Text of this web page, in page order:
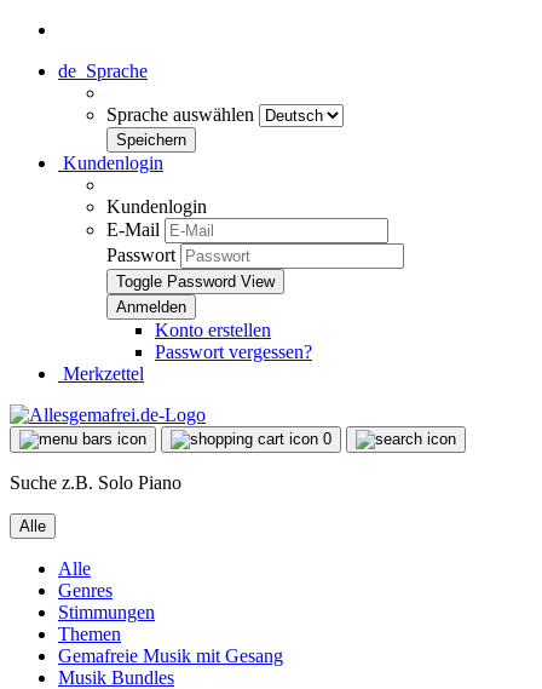
de Sprache
Sprache auswählen
Kundenlogin
Kundenlogin
E-Mail
Passwort
Toggle Password View
Konto erstellen
Passwort vergessen?
Merkzettel
0
Suche z.B. Solo Piano
Alle
Alle
Genres
Stimmungen
Themen
Gemafreie Musik mit Gesang
Musik Bundles